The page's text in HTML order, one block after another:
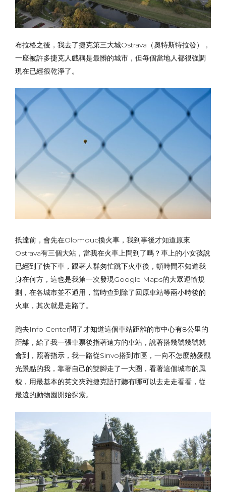
布拉格之後，我去了捷克第三大城Ostrava（奧特斯特拉發），
一座被許多捷克人戲稱是最髒的城市，但每個當地人都很強調
現在已經很乾淨了。
扺達前，會先在Olomouc換火車，我到事後才知道原來
Ostrava有三個大站，當我在火車上問到了嗎？車上的小女孩說
已經到了快下車，跟著人群匆忙跳下火車後，頓時間不知道我
身在何方，這也是我第一次發現Google Maps的大眾運輸規
劃，在各城市並不通用，當時查到除了回原車站等兩小時後的
火車，其次就是走路了。
跑去Info Center問了才知道這個車站距離的市中心有8公里的
距離，給了我一張車票後指著遠方的車站，說著搭幾號幾號就
會到，照著指示，我一路從Sinvo搭到市區，一向不怎麼熱愛觀
光景點的我，靠著自己的雙腳走了一大圈，看著這個城市的風
貌，用最基本的英文夾雜捷克語打聽有哪可以去走走看看，從
最遠的動物園開始探索。